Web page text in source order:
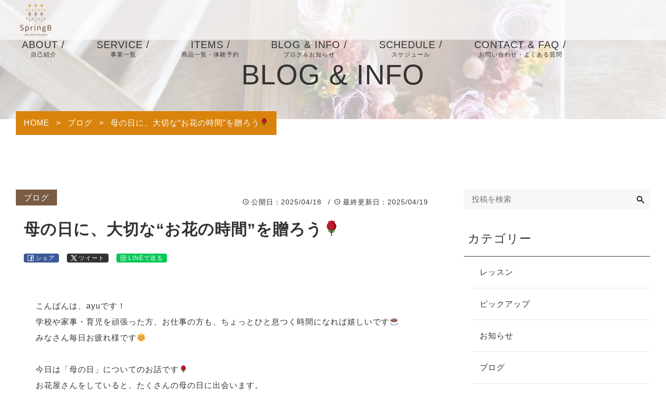
ABOUT /
自己紹介
Profile /私たちについ
て
SERVICE /
事業一覧
ービス事業
販売事業
ITEMS /
商品一覧・体験予約
い合わせ
BLOG & INFO /
ブログ＆お知らせ
SCHEDULE /
スケジュール
レッスンスケジュー
ル
イベントスケジュー
ル
CONTACT & FAQ /
お問い合わせ・よくある質問
お問い合わせ
よくある質問
（FAQ）
BLOG & INFO
HOME > ブログ > 母の日に、大切な“お花の時間”を贈ろう
ブログ
公開日 ：2025/04/18 / 最終更新日 ：2025/04/19
母の日に、大切な“お花の時間”を贈ろう
シェア ツイート LINEで送る
こんばんは、ayuです！
学校や家事・育児を頑張った方、お仕事の方も、ちょっとひと息つく時間になれば嬉しいです
みなさん毎日お疲れ様です
今日は「母の日」についてのお話です
お花屋さんをしていると、たくさんの母の日に出会います。
カテゴリー
レッスン
ピックアップ
お知らせ
ブログ